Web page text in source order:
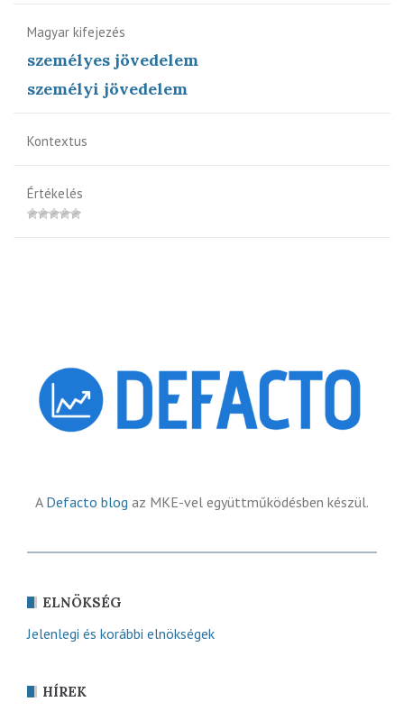
Magyar kifejezés
személyes jövedelem
személyi jövedelem
Kontextus
Értékelés
A Defacto blog az MKE-vel együttműködésben készül.
ELNÖKSÉG
Jelenlegi és korábbi elnökségek
HÍREK